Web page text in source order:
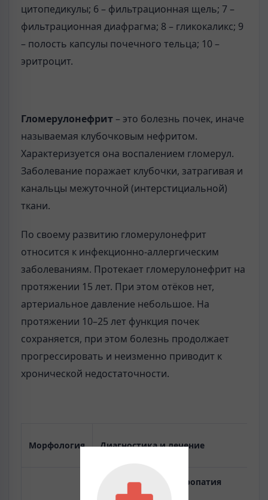
цитопедикулы; 6 – фильтрационная щель; 7 –
фильтрационная диафрагма; 8 – гликокаликс; 9
– полость капсулы почечного тельца; 10 –
эритроцит.
Гломерулонефрит– это болезнь почек, иначе
называемая клубочковым нефритом.
Характеризуется она воспалением гломерул.
Заболевание поражает клубочки, затрагивая и
канальцы межуточной (интерстициальной)
ткани.
По своему развитию гломерулонефрит
относится к инфекционно-аллергическим
заболеваниям. Протекает гломерулонефрит на
протяжении 15 лет. При этом отёков нет,
артериальное давление небольшое. На
протяжении 10–25 лет функция почек
сохраняется, при этом болезнь продолжает
прогрессировать и неизменно приводит к
хронической недостаточности.
Морфология Диагностика и лечение
Мембранозная нефропатия
Морфология